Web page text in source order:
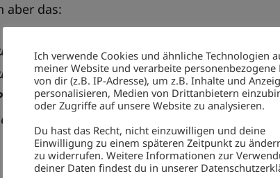
aber das:
der eigenen inneren Stimme
zu bringen, was sie uns zu
hat.
Ich verwende Cookies und ähnliche Technologien
meiner Website und verarbeite personenbezogene
von dir (z.B. IP-Adresse), um z.B. Inhalte und
personalisieren, Medien von Drittanbietern
oder Zugriffe auf unsere Website zu analysieren.
Du hast das Recht, nicht einzuwilligen und deine
Einwilligung zu einem späteren Zeitpunkt zu
zu widerrufen. Weitere Informationen zur
deiner Daten findest du in unserer